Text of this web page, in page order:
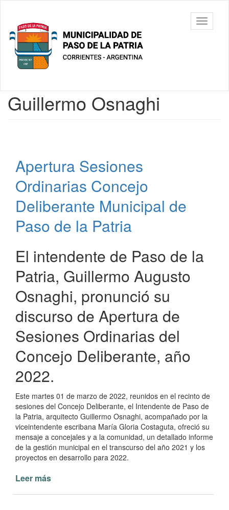
contenido
principal
Municipalidad
de Paso De
La Patria
barra
Contenido
Guillermo Osnaghi
Apertura Sesiones
Ordinarias Concejo
Deliberante Municipal de
Paso de la Patria
El intendente de Paso de la
Patria, Guillermo Augusto
Osnaghi, pronunció su
discurso de Apertura de
Sesiones Ordinarias del
Concejo Deliberante, año
2022.
Este martes 01 de marzo de 2022, reunidos en el recinto de
sesiones del Concejo Deliberante, el Intendente de Paso de
la Patria, arquitecto Guillermo Osnaghi, acompañado por la
viceintendente escribana María Gloria Costaguta, ofreció su
mensaje a concejales y a la comunidad, un detallado informe
de la gestión municipal en el transcurso del año 2021 y los
proyectos en desarrollo para 2022.
Leer más